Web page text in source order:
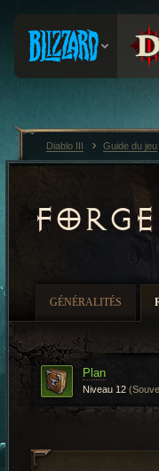
GÉNÉRALITÉS
Plan
Niveau 12
Diablo III Guide du jeu